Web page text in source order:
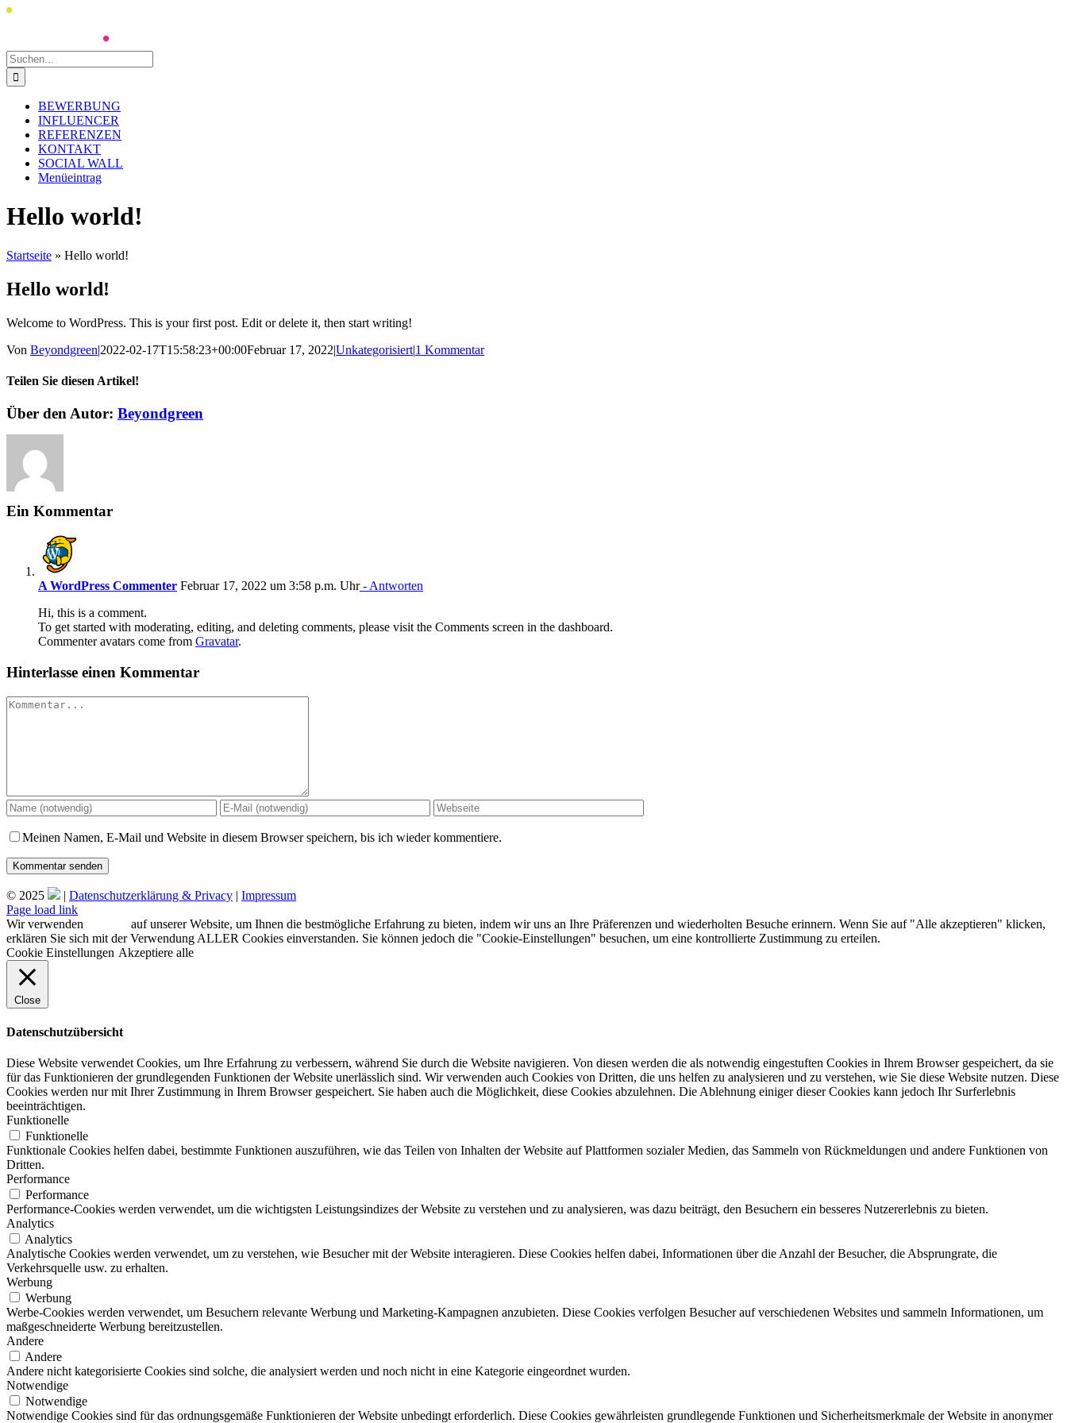
Zum
Suche
nach:
BEWERBUNG
INFLUENCER
REFERENZEN
KONTAKT
SOCIAL WALL
Menüeintrag
Hello world!
Startseite » Hello world!
Hello world!
Welcome to WordPress. This is your first post. Edit or delete it, then start writing!
Von Beyondgreen|2022-02-17T15:58:23+00:00Februar 17, 2022|Unkategorisiert|1 Kommentar
Teilen Sie diesen Artikel!
Facebook
Twitter
Reddit
LinkedIn
WhatsApp
Telegram
Tumblr
Pinterest
Vk
Xing
E-
Über den Autor: Beyondgreen
Ein Kommentar
A WordPress Commenter Februar 17, 2022 um 3:58 p.m. Uhr- Antworten
Hi, this is a comment.
To get started with moderating, editing, and deleting comments, please visit the Comments screen in the dashboard.
Commenter avatars come from Gravatar.
Hinterlasse einen Kommentar
Kommentar
Meinen Namen, E-Mail und Website in diesem Browser speichern, bis ich wieder kommentiere.
© 2025 | Datenschutzerklärung & Privacy | Impressum
Facebook
Instagram
Page load link
Wir verwenden
auf unserer Website, um Ihnen die bestmögliche Erfahrung zu bieten, indem wir uns an Ihre Präferenzen und wiederholten Besuche erinnern. Wenn Sie auf "Alle akzeptieren" klicken,
erklären Sie sich mit der Verwendung ALLER Cookies einverstanden. Sie können jedoch die "Cookie-Einstellungen" besuchen, um eine kontrollierte Zustimmung zu erteilen.
Cookie Einstellungen Akzeptiere alle
Close
Datenschutzübersicht
Diese Website verwendet Cookies, um Ihre Erfahrung zu verbessern, während Sie durch die Website navigieren. Von diesen werden die als notwendig eingestuften Cookies in Ihrem Browser gespeichert, da sie
für das Funktionieren der grundlegenden Funktionen der Website unerlässlich sind. Wir verwenden auch Cookies von Dritten, die uns helfen zu analysieren und zu verstehen, wie Sie diese Website nutzen. Diese
Cookies werden nur mit Ihrer Zustimmung in Ihrem Browser gespeichert. Sie haben auch die Möglichkeit, diese Cookies abzulehnen. Die Ablehnung einiger dieser Cookies kann jedoch Ihr Surferlebnis
beeinträchtigen.
Funktionelle
Funktionelle
Funktionale Cookies helfen dabei, bestimmte Funktionen auszuführen, wie das Teilen von Inhalten der Website auf Plattformen sozialer Medien, das Sammeln von Rückmeldungen und andere Funktionen von
Dritten.
Performance
Performance
Performance-Cookies werden verwendet, um die wichtigsten Leistungsindizes der Website zu verstehen und zu analysieren, was dazu beiträgt, den Besuchern ein besseres Nutzererlebnis zu bieten.
Analytics
Analytics
Analytische Cookies werden verwendet, um zu verstehen, wie Besucher mit der Website interagieren. Diese Cookies helfen dabei, Informationen über die Anzahl der Besucher, die Absprungrate, die
Verkehrsquelle usw. zu erhalten.
Werbung
Werbung
Werbe-Cookies werden verwendet, um Besuchern relevante Werbung und Marketing-Kampagnen anzubieten. Diese Cookies verfolgen Besucher auf verschiedenen Websites und sammeln Informationen, um
maßgeschneiderte Werbung bereitzustellen.
Andere
Andere
Andere nicht kategorisierte Cookies sind solche, die analysiert werden und noch nicht in eine Kategorie eingeordnet wurden.
Notwendige
Notwendige
Notwendige Cookies sind für das ordnungsgemäße Funktionieren der Website unbedingt erforderlich. Diese Cookies gewährleisten grundlegende Funktionen und Sicherheitsmerkmale der Website in anonymer